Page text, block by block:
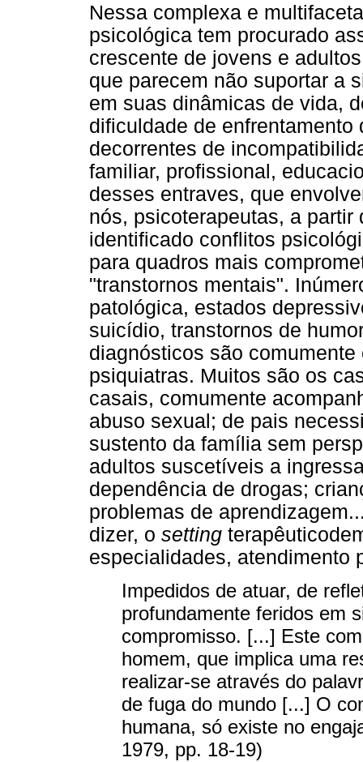
Nessa complexa e
psicológica tem procurado
crescente de jovens e
que parecem não suportar a
em suas dinâmicas de vida,
dificuldade de
decorrentes de
familiar, profissional,
desses entraves, que
nós, psicoterapeutas, a
identificado conflitos
para quadros mais
"transtornos mentais".
patológica, estados
suicídio, transtornos de
diagnósticos são
psiquiatras. Muitos são os
casais, comumente
abuso sexual; de pais
sustento da família sem
adultos suscetíveis a
dependência de drogas;
problemas de
dizer, o setting
especialidades, atendimento
Impedidos de atuar, de
profundamente feridos em
compromisso. [...] Este
homem, que implica uma
realizar-se através do
de fuga do mundo [...] O
humana, só existe no
1979, pp. 18-19)